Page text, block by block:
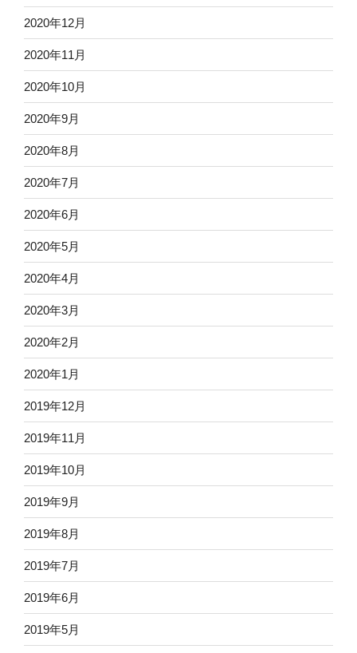
2020年12月
2020年11月
2020年10月
2020年9月
2020年8月
2020年7月
2020年6月
2020年5月
2020年4月
2020年3月
2020年2月
2020年1月
2019年12月
2019年11月
2019年10月
2019年9月
2019年8月
2019年7月
2019年6月
2019年5月